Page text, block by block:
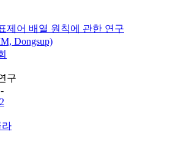
제어 배열 원칙에 관한 연구
Dongsup)
구
2
라